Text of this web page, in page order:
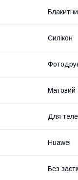
Силікон
Матовий
Для
Huawei
Без